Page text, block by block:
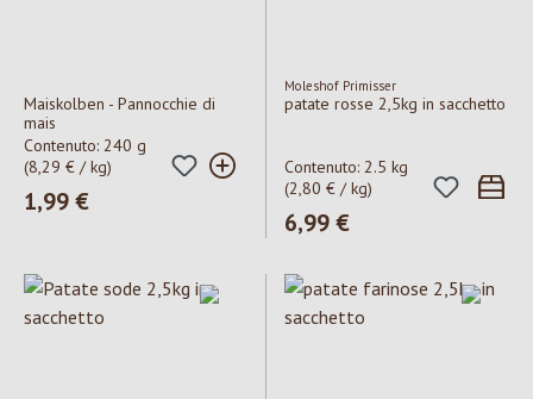
Maiskolben - Pannocchie di
mais
Contenuto: 240 g
(8,29 € / kg)
Prezzo normale:
1,99 €
Moleshof Primisser
patate rosse 2,5kg in sacchetto
Contenuto: 2.5 kg
(2,80 € / kg)
Prezzo normale:
6,99 €